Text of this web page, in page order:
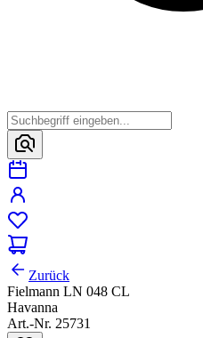
Zurück
Fielmann LN 048 CL
Havanna
Art.-Nr. 25731